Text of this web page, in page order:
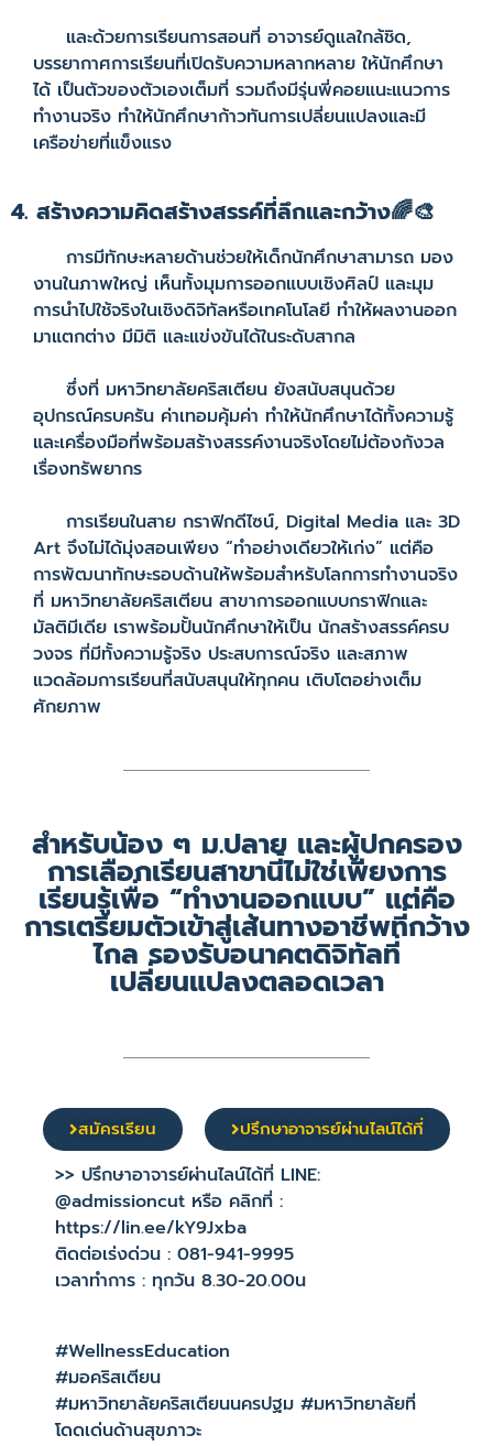
และด้วยการเรียนการสอนที่ อาจารย์ดูแลใกล้ชิด,
บรรยากาศการเรียนที่เปิดรับความหลากหลาย ให้นักศึกษา
ได้ เป็นตัวของตัวเองเต็มที่ รวมถึงมีรุ่นพี่คอยแนะแนวการ
ทำงานจริง ทำให้นักศึกษาก้าวทันการเปลี่ยนแปลงและมี
เครือข่ายที่แข็งแรง
4. สร้างความคิดสร้างสรรค์ที่ลึกและกว้าง🌈🎨
การมีทักษะหลายด้านช่วยให้เด็กนักศึกษาสามารถ มอง
งานในภาพใหญ่ เห็นทั้งมุมการออกแบบเชิงศิลป์ และมุม
การนำไปใช้จริงในเชิงดิจิทัลหรือเทคโนโลยี ทำให้ผลงานออก
มาแตกต่าง มีมิติ และแข่งขันได้ในระดับสากล
ซึ่งที่ มหาวิทยาลัยคริสเตียน ยังสนับสนุนด้วย
อุปกรณ์ครบครัน ค่าเทอมคุ้มค่า ทำให้นักศึกษาได้ทั้งความรู้
และเครื่องมือที่พร้อมสร้างสรรค์งานจริงโดยไม่ต้องกังวล
เรื่องทรัพยากร
การเรียนในสาย กราฟิกดีไซน์, Digital Media และ 3D
Art จึงไม่ได้มุ่งสอนเพียง “ทำอย่างเดียวให้เก่ง” แต่คือ
การพัฒนาทักษะรอบด้านให้พร้อมสำหรับโลกการทำงานจริง
ที่ มหาวิทยาลัยคริสเตียน สาขาการออกแบบกราฟิกและ
มัลติมีเดีย เราพร้อมปั้นนักศึกษาให้เป็น นักสร้างสรรค์ครบ
วงจร ที่มีทั้งความรู้จริง ประสบการณ์จริง และสภาพ
แวดล้อมการเรียนที่สนับสนุนให้ทุกคน เติบโตอย่างเต็ม
ศักยภาพ
สำหรับน้อง ๆ ม.ปลาย และผู้ปกครอง
การเลือกเรียนสาขานี้ไม่ใช่เพียงการ
เรียนรู้เพื่อ “ทำงานออกแบบ” แต่คือ
การเตรียมตัวเข้าสู่เส้นทางอาชีพที่กว้าง
ไกล รองรับอนาคตดิจิทัลที่
เปลี่ยนแปลงตลอดเวลา
สมัครเรียน ปรึกษาอาจารย์ผ่านไลน์ได้ที่
>> ปรึกษาอาจารย์ผ่านไลน์ได้ที่ LINE:
@admissioncut หรือ คลิกที่ :
https://lin.ee/kY9Jxba
ติดต่อเร่งด่วน : 081-941-9995
เวลาทำการ : ทุกวัน 8.30-20.00น
#WellnessEducation
#มอคริสเตียน
#มหาวิทยาลัยคริสเตียนนครปฐม #มหาวิทยาลัยที่
โดดเด่นด้านสุขภาวะ